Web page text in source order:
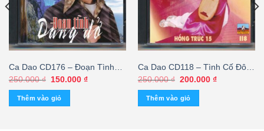
Ca Dao CD176 – Đoạn Tình
Dang Dở – Duy Vũ 4
250.000₫
Giá
là:
250.000 ₫.
150.000 ₫Giá
Thêm vào giỏ
Ca Dao CD118 – Tình Cố Đô –
Hồng Trúc 15
250.000₫ Giá
là:
250.000 ₫.
200.000 ₫Giá
Thêm vào giỏ